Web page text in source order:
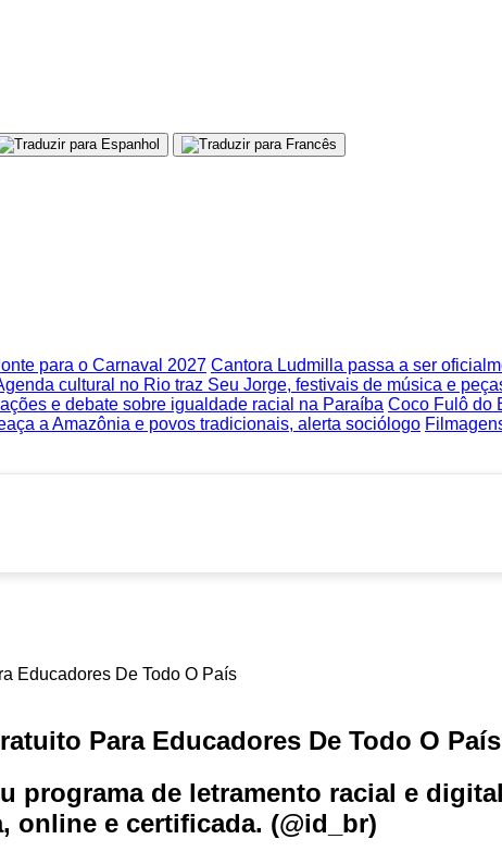
para o Carnaval 2027 Cantora Ludmilla passa a ser
cultural no Rio traz Seu Jorge, festivais de música e
e debate sobre igualdade racial na Paraíba Coco Fulô do
a Amazônia e povos tradicionais, alerta sociólogo
Para Educadores De Todo O País
programa de letramento racial e
online e certificada. (@id_br)